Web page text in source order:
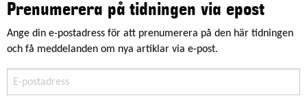
Prenumerera på tidningen via epost
Ange din e-postadress för att prenumerera på den här tidningen
och få meddelanden om nya artiklar via e-post.
postadress